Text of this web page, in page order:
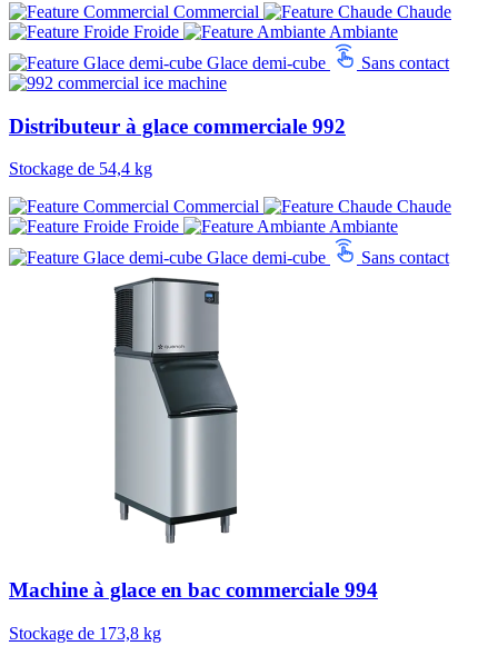
Commercial
Chaude
Froide
Ambiante
Glace demi-cube
Sans contact
Distributeur à glace commerciale 992
Stockage de 54,4 kg
Commercial
Chaude
Froide
Ambiante
Glace demi-cube
Sans contact
Machine à glace en bac commerciale 994
Stockage de 173,8 kg